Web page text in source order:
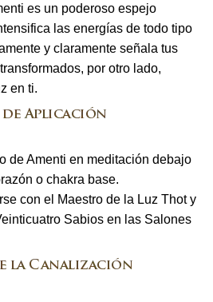
es un poderoso espejo
las energías de todo tipo
y claramente señala tus
por otro lado,
en ti.
de Amenti en meditación debajo
o chakra base.
con el Maestro de la Luz Thot y
Sabios en las Salones